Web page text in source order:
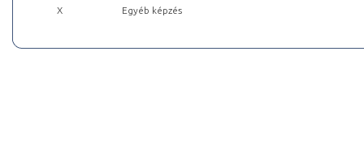
X
Egyéb képzés